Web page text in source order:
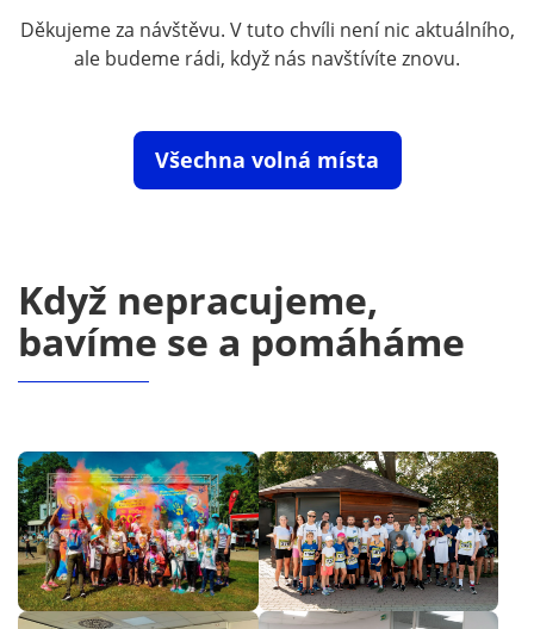
Děkujeme za návštěvu. V tuto chvíli není nic aktuálního,
ale budeme rádi, když nás navštívíte znovu.
Všechna volná místa
Když nepracujeme,
bavíme se a pomáháme